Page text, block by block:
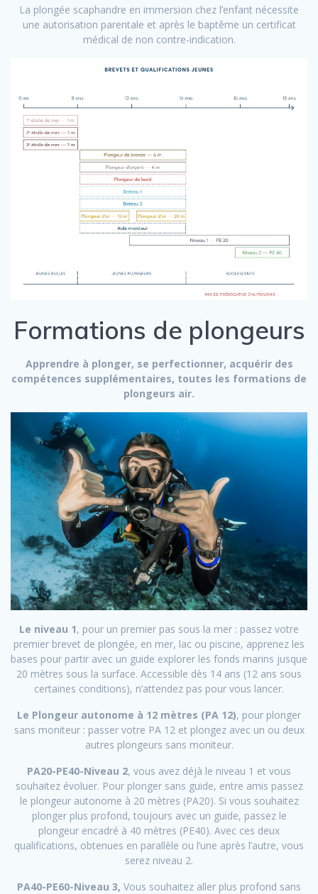
La plongée scaphandre en immersion chez l’enfant nécessite
une autorisation parentale et après le baptême un certificat
médical de non contre-indication.
Formations de plongeurs
Apprendre à plonger, se perfectionner, acquérir des
compétences supplémentaires, toutes les formations de
plongeurs air.
Le niveau 1, pour un premier pas sous la mer : passez votre
premier brevet de plongée, en mer, lac ou piscine, apprenez les
bases pour partir avec un guide explorer les fonds marins jusque
20 mètres sous la surface. Accessible dès 14 ans (12 ans sous
certaines conditions), n’attendez pas pour vous lancer.
Le Plongeur autonome à 12 mètres (PA 12), pour plonger
sans moniteur : passer votre PA 12 et plongez avec un ou deux
autres plongeurs sans moniteur.
PA20-PE40-Niveau 2, vous avez déjà le niveau 1 et vous
souhaitez évoluer. Pour plonger sans guide, entre amis passez
le plongeur autonome à 20 mètres (PA20). Si vous souhaitez
plonger plus profond, toujours avec un guide, passez le
plongeur encadré à 40 mètres (PE40). Avec ces deux
qualifications, obtenues en parallèle ou l’une après l’autre, vous
serez niveau 2.
PA40-PE60-Niveau 3, Vous souhaitez aller plus profond sans